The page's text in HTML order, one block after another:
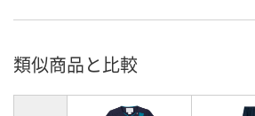
類似商品と比較